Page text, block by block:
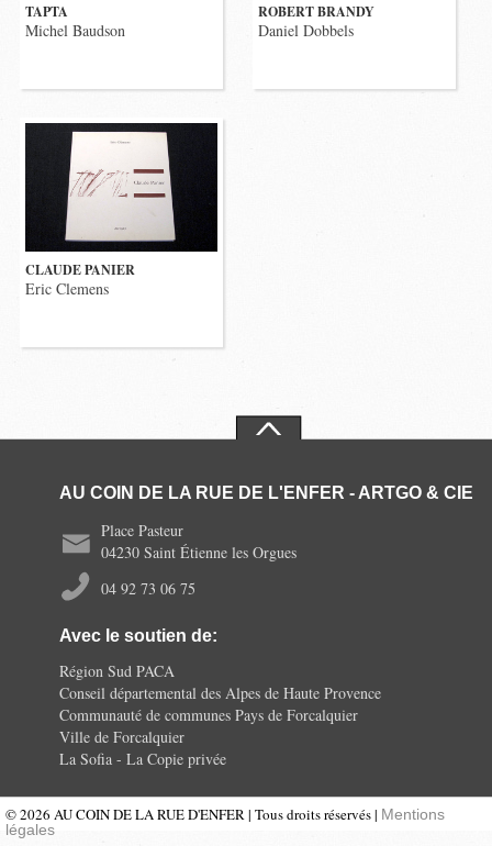
TAPTA
Michel Baudson
ROBERT BRANDY
Daniel Dobbels
CLAUDE PANIER
Eric Clemens
AU COIN DE LA RUE DE L'ENFER - ARTGO & CIE
Place Pasteur
04230 Saint Étienne les Orgues
04 92 73 06 75
Avec le soutien de:
Région Sud PACA
Conseil départemental des Alpes de Haute Provence
Communauté de communes Pays de Forcalquier
Ville de Forcalquier
La Sofia - La Copie privée
© 2026 AU COIN DE LA RUE D'ENFER | Tous droits réservés | Mentions
légales